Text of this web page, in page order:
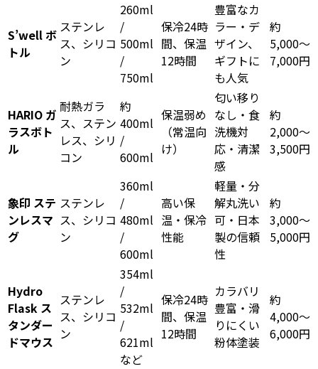
S’well ボ
トル
ステンレ
ス、シリコ
ン
260ml
/
500ml
/
750ml
保冷24時
間、保温
12時間
豊富なカ
ラー・デ
ザイン、
ギフトに
も人気
約
5,000〜
7,000円
HARIO ガ
ラスボト
ル
耐熱ガラ
ス、ステン
レス、シリ
コン
約
400ml
/
600ml
保温弱め
（常温向
け）
匂い移り
なし・食
洗機対
応・清潔
感
約
2,000〜
3,500円
象印 ステ
ンレスマ
グ
ステンレ
ス、シリコ
ン
360ml
/
480ml
/
600ml
高い保
温・保冷
性能
軽量・分
解丸洗い
可・日本
製の信頼
性
約
3,000〜
5,000円
Hydro
Flask ス
タンダー
ドマウス
ステンレ
ス、シリコ
ン
354ml
/
532ml
/
621ml
など
保冷24時
間、保温
12時間
カラバリ
豊富・滑
りにくい
粉体塗装
約
4,000〜
6,000円